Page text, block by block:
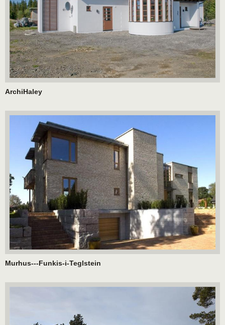
ArchiHaley
Murhus---Funkis-i-Teglstein